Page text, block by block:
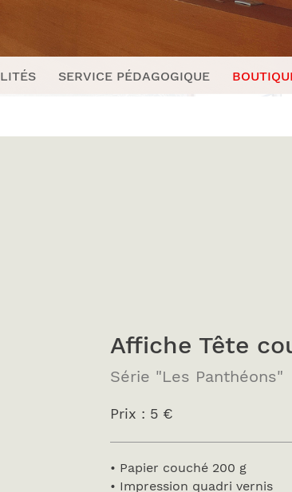
SERVICE PÉDAGOGIQUE
Affiche Tête
Série "Les Panthéons"
Prix : 5 €
• Papier couché 200 g
• Impression quadri vernis